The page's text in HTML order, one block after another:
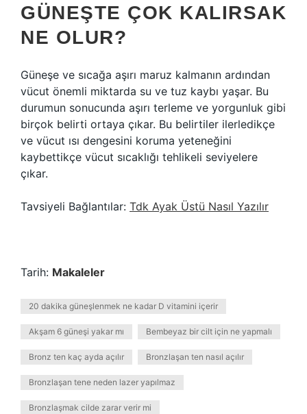
GÜNEŞTE ÇOK KALIRSAK
NE OLUR?
Güneşe ve sıcağa aşırı maruz kalmanın ardından
vücut önemli miktarda su ve tuz kaybı yaşar. Bu
durumun sonucunda aşırı terleme ve yorgunluk gibi
birçok belirti ortaya çıkar. Bu belirtiler ilerledikçe
ve vücut ısı dengesini koruma yeteneğini
kaybettikçe vücut sıcaklığı tehlikeli seviyelere
çıkar.
Tavsiyeli Bağlantılar: Tdk Ayak Üstü Nasıl Yazılır
Tarih: Makaleler
20 dakika güneşlenmek ne kadar D vitamini içerir
Akşam 6 güneşi yakar mı Bembeyaz bir cilt için ne yapmalı
Bronz ten kaç ayda açılır Bronzlaşan ten nasıl açılır
Bronzlaşan tene neden lazer yapılmaz
Bronzlaşmak cilde zarar verir mi